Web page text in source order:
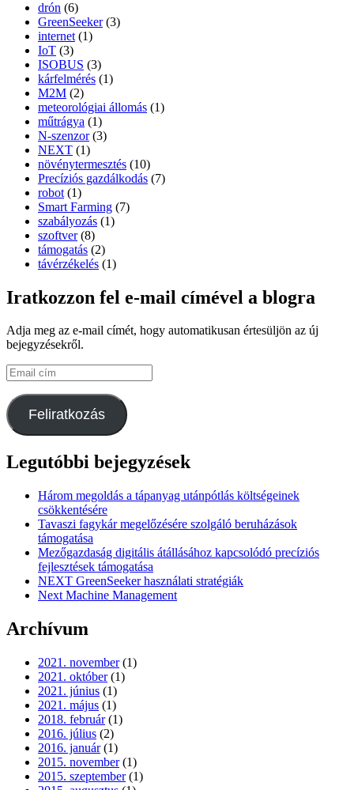
drón (6)
GreenSeeker(3)
internet (1)
IoT (3)
ISOBUS (3)
kárfelmérés (1)
M2M (2)
meteorológiai állomás (1)
műtrágya (1)
N-szenzor(3)
NEXT (1)
növénytermesztés (10)
Precíziós gazdálkodás (7)
robot (1)
Smart Farming (7)
szabályozás (1)
szoftver(8)
támogatás (2)
távérzékelés (1)
Iratkozzon fel e-mail címével a blogra
Adja meg az e-mail címét, hogy automatikusan értesüljön az új
bejegyzésekről.
Email
cím
Feliratkozás
Legutóbbi bejegyzések
Három megoldás a tápanyag utánpótlás költségeinek
csökkentésére
Tavaszi fagykár megelőzésére szolgáló beruházások
támogatása
Mezőgazdaság digitális átállásához kapcsolódó precíziós
fejlesztések támogatása
NEXT GreenSeeker használati stratégiák
Next Machine Management
Archívum
2021. november(1)
2021. október(1)
2021. június (1)
2021. május (1)
2018. február(1)
2016. július (2)
2016. január(1)
2015. november(1)
2015. szeptember(1)